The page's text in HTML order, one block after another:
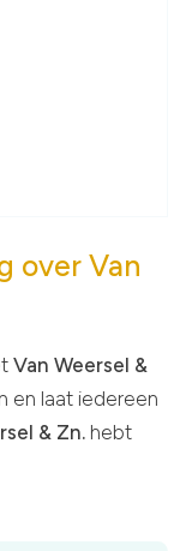
over Van
Van Weersel &
en laat iedereen
& Zn. hebt